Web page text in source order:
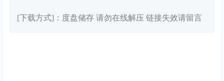
[下载方式]：度盘储存 请勿在线解压 链接失效请留言